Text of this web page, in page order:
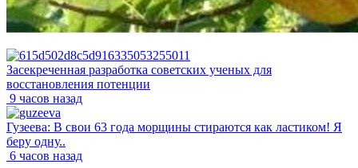
Засекреченная разработка советских ученых для
восстановления потенции
9 часов назад
Гузеева: В свои 63 года морщины стираются как ластиком! Я
беру одну..
6 часов назад